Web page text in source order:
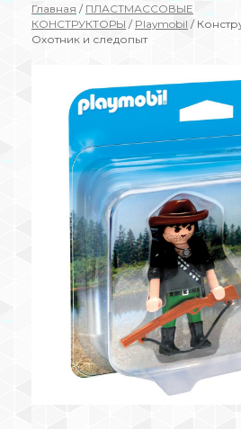
Главная / ПЛАСТМАССОВЫЕ
КОНСТРУКТОРЫ / Playmobil /
Охотник и следопыт